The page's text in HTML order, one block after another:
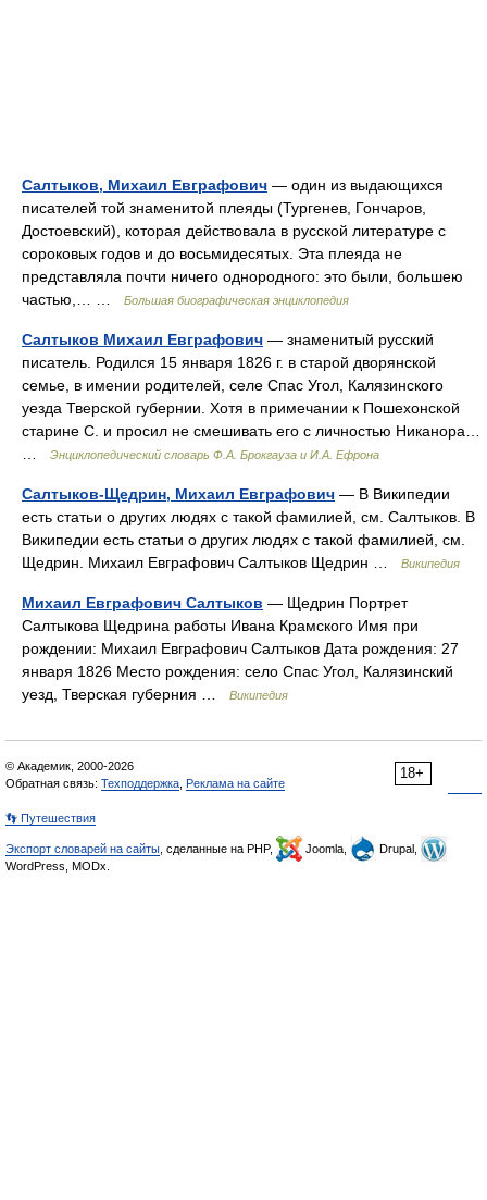
Салтыков, Михаил Евграфович — один из выдающихся
писателей той знаменитой плеяды (Тургенев, Гончаров,
Достоевский), которая действовала в русской литературе с
сороковых годов и до восьмидесятых. Эта плеяда не
представляла почти ничего однородного: это были, большею
частью,… …
Большая биографическая энциклопедия
Салтыков Михаил Евграфович — знаменитый русский
писатель. Родился 15 января 1826 г. в старой дворянской
семье, в имении родителей, селе Спас Угол, Калязинского
уезда Тверской губернии. Хотя в примечании к Пошехонской
старине С. и просил не смешивать его с личностью Никанора…
Энциклопедический словарь Ф.А. Брокгауза и И.А. Ефрона
Салтыков-Щедрин, Михаил Евграфович — В Википедии
есть статьи о других людях с такой фамилией, см. Салтыков. В
Википедии есть статьи о других людях с такой фамилией, см.
Щедрин. Михаил Евграфович Салтыков Щедрин …
Википедия
Михаил Евграфович Салтыков — Щедрин Портрет
Салтыкова Щедрина работы Ивана Крамского Имя при
рождении: Михаил Евграфович Салтыков Дата рождения: 27
января 1826 Место рождения: село Спас Угол, Калязинский
уезд, Тверская губерния …
Википедия
18+
© Академик, 2000-2026
Обратная связь: Техподдержка Реклама на сайте
👣 Путешествия
Экспорт словарей на сайты , сделанные на PHP, Joomla,
Drupal,
WordPress, MODx.